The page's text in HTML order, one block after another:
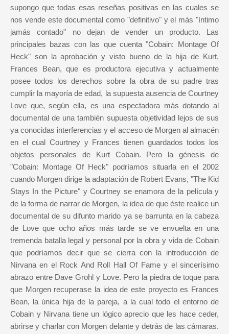
supongo que todas esas reseñas positivas en las cuales se
nos vende este documental como "definitivo" y el más "íntimo
jamás contado" no dejan de vender un producto. Las
principales bazas con las que cuenta "Cobain: Montage Of
Heck" son la aprobación y visto bueno de la hija de Kurt,
Frances Bean, que es productora ejecutiva y actualmente
posee todos los derechos sobre la obra de su padre tras
cumplir la mayoría de edad, la supuesta ausencia de Courtney
Love que, según ella, es una espectadora más dotando al
documental de una también supuesta objetividad lejos de sus
ya conocidas interferencias y el acceso de Morgen al almacén
en el cual Courtney y Frances tienen guardados todos los
objetos personales de Kurt Cobain. Pero la génesis de
"Cobain: Montage Of Heck" podríamos situarla en el 2002
cuando Morgen dirige la adaptación de Robert Evans, "The Kid
Stays In the Picture" y Courtney se enamora de la película y
de la forma de narrar de Morgen, la idea de que éste realice un
documental de su difunto marido ya se barrunta en la cabeza
de Love que ocho años más tarde se ve envuelta en una
tremenda batalla legal y personal por la obra y vida de Cobain
que podríamos decir que se cierra con la introducción de
Nirvana en el Rock And Roll Hall Of Fame y el sincerísimo
abrazo entre Dave Grohl y Love. Pero la piedra de toque para
que Morgen recuperase la idea de este proyecto es Frances
Bean, la única hija de la pareja, a la cual todo el entorno de
Cobain y Nirvana tiene un lógico aprecio que les hace ceder,
abrirse y charlar con Morgen delante y detrás de las cámaras.